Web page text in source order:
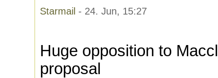
Starmail - 24. Jun, 15:27
Huge opposition to
proposal